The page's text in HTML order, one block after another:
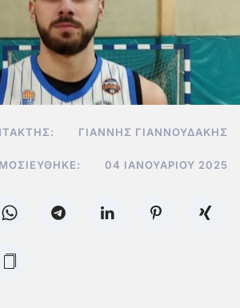
ΓΙΆΝΝΗΣ ΓΙΑΝΝΟΥΔΆΚΗΣ
04 ΙΑΝΟΥΑΡΊΟΥ 2025